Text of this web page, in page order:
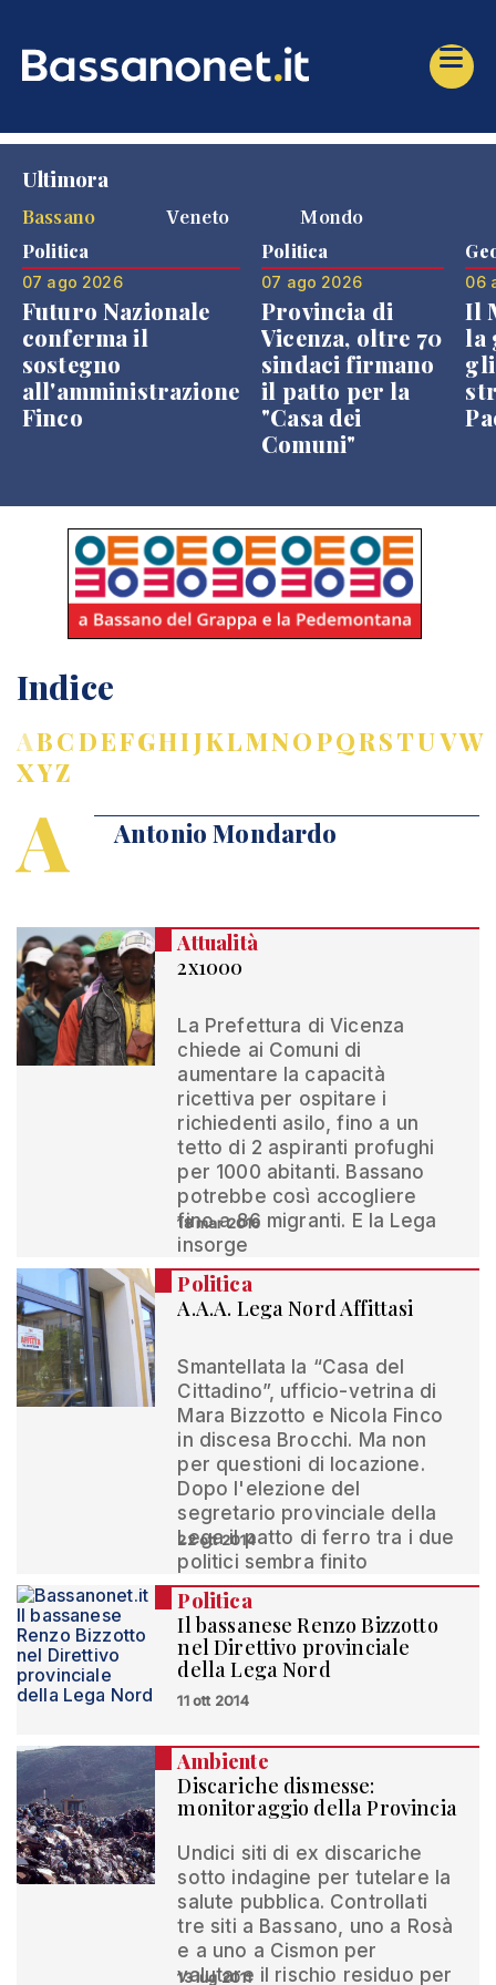
Ultimora
Bassano
Veneto Mondo
Politica
07 ago 2026
Futuro Nazionale
conferma il
sostegno
all'amministrazione
Finco
Politica
07 ago 2026
Provincia di
Vicenza, oltre 70
sindaci firmano
il patto per la
"Casa dei
Comuni"
06
Il
la
Indice
ABCDEFGHIJKLMNOPQRSTUVW
XYZ
A Antonio Mondardo
Attualità
2x1000
La Prefettura di Vicenza
chiede ai Comuni di
aumentare la capacità
ricettiva per ospitare i
richiedenti asilo, fino a un
tetto di 2 aspiranti profughi
per 1000 abitanti. Bassano
potrebbe così accogliere
fino a 86 migranti. E la Lega
insorge
18 mar 2016
Politica
A.A.A. Lega Nord Affittasi
Smantellata la “Casa del
Cittadino”, ufficio-vetrina di
Mara Bizzotto e Nicola Finco
in discesa Brocchi. Ma non
per questioni di locazione.
Dopo l'elezione del
segretario provinciale della
Lega il patto di ferro tra i due
politici sembra finito
22 ott 2014
Politica
Il bassanese Renzo Bizzotto
nel Direttivo provinciale
della Lega Nord
11 ott 2014
Ambiente
Discariche dismesse:
monitoraggio della Provincia
Undici siti di ex discariche
sotto indagine per tutelare la
salute pubblica. Controllati
tre siti a Bassano, uno a Rosà
e a uno a Cismon per
valutare il rischio residuo per
13 lug 2011